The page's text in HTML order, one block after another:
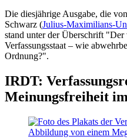
Die diesjährige Ausgabe, die
Schwarz (Julius-Maximilians-
stand unter der Überschrift "Der
Verfassungsstaat – wie
Ordnung?".
IRDT:
Meinungsfreiheit